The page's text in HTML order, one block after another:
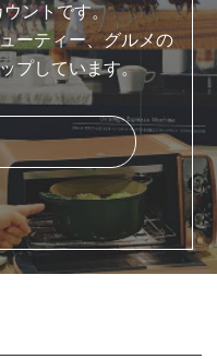
ントです。
ーティー、グルメの
プしています。